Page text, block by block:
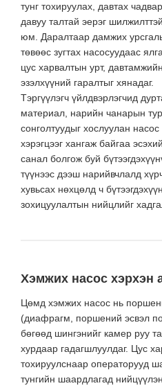
тунг тохируулах, давтах
давуу талтай эерэг
юм. Даралтаар дамжих
төвөөс зугтах насосуудаас
цус харвалтын урт,
эзэлхүүний гаралтыг хянадаг.
Тэргүүлэгч үйлдвэрлэгчид
материал, нарийн чанарын
сонголтуудыг хослуулан
хэрэгцээг хангаж байгаа
санал болгож буй
түүнээс дээш нарийвчлалд
хувьсах нөхцөлд ч
зохицуулалтын нийцлийг
Хэмжих насос хэрхэн
Цөмд хэмжих насос нь
(диафрагм, поршений эсвэл
бөгөөд шингэнийг камер руу
хурдаар гадагшлуулдаг. Цус
тохируулснаар операторууд
тунгийн шаардлагад